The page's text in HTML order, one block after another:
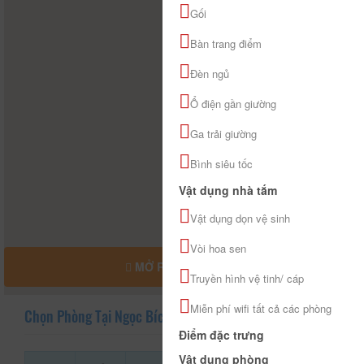
MỞ RỘNG BẢN ĐỒ
Chọn Phòng Tại Ngọc Bích
Gối
Bàn trang điểm
Đèn ngủ
Ổ điện gần giường
Ga trải giường
Bình siêu tốc
Vật dụng nhà tắm
Vật dụng dọn vệ sinh
Vòi hoa sen
Truyền hình vệ tinh/ cáp
Miễn phí wifi tất cả các phòng
Điểm đặc trưng
Vật dụng phòng